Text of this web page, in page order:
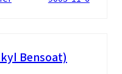
Bensoat)